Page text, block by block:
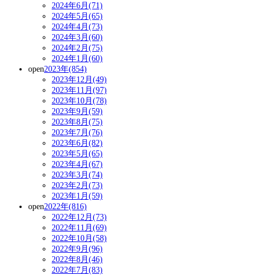
2024年6月(71)
2024年5月(65)
2024年4月(73)
2024年3月(60)
2024年2月(75)
2024年1月(60)
open2023年(854)
2023年12月(49)
2023年11月(97)
2023年10月(78)
2023年9月(59)
2023年8月(75)
2023年7月(76)
2023年6月(82)
2023年5月(65)
2023年4月(67)
2023年3月(74)
2023年2月(73)
2023年1月(59)
open2022年(816)
2022年12月(73)
2022年11月(69)
2022年10月(58)
2022年9月(96)
2022年8月(46)
2022年7月(83)